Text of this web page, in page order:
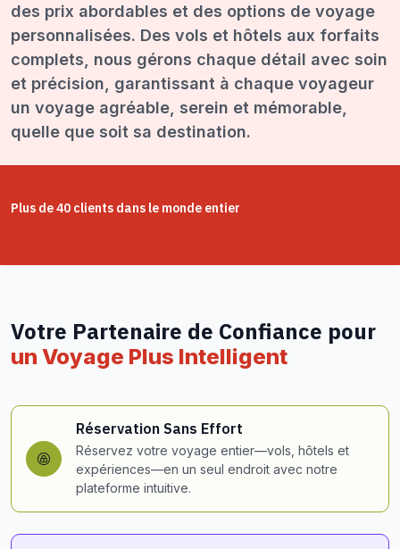
des prix abordables et des options de voyage
personnalisées. Des vols et hôtels aux forfaits
complets, nous gérons chaque détail avec soin
et précision, garantissant à chaque voyageur
un voyage agréable, serein et mémorable,
quelle que soit sa destination.
Plus de 40 clients dans le monde entier
Votre Partenaire de Confiance pour
un Voyage Plus Intelligent
Réservation Sans Effort
Réservez votre voyage entier—vols, hôtels et
expériences—en un seul endroit avec notre
plateforme intuitive.